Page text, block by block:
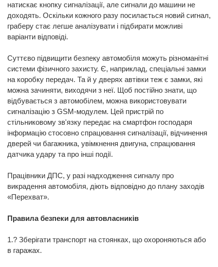
натискає кнопку сигналізації, але сигнали до машини не
доходять. Оскільки кожного разу посилається новий сигнал,
граберу стає легше аналізувати і підбирати можливі
варіанти відповіді.
Суттєво підвищити безпеку автомобіля можуть різноманітні
системи фізичного захисту. Є, наприклад, спеціальні замки
на коробку передач. Та й у дверях автівки теж є замки, які
можна зачиняти, виходячи з неї. Щоб постійно знати, що
відбувається з автомобілем, можна використовувати
сигналізацію з GSM-модулем. Цей пристрій по
стільниковому зв'язку передає на смартфон господаря
інформацію стосовно спрацювання сигналізації, відчинення
дверей чи багажника, увімкнення двигуна, спрацювання
датчика удару та про інші події.
Працівники ДПС, у разі надходження сигналу про
викрадення автомобіля, діють відповідно до плану заходів
«Перехват».
Правила безпеки для автовласників
1.? Зберігати транспорт на стоянках, що охороняються або
в гаражах.